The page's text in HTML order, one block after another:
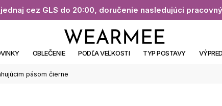
cez GLS do 20:00, doručenie nasledujúci
OBLEČENIE PODĽA VEĽKOSTI TYP POSTAVY
pásom čierne